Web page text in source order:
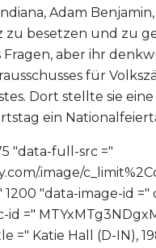
Adam
zu besetzen und zu
aber ihr
für
Dort stellte sie
ein
"data-full-src ="
.image/
"data-image-id
id ="
=" Katie Hall (D-IN),